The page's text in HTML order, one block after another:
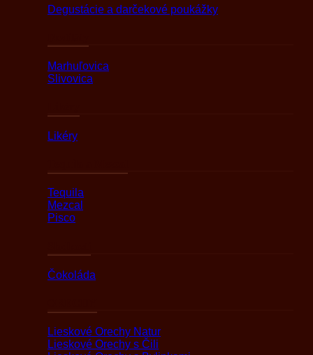
Degustácie a darčekové poukážky
Marhuľovica
Slivovica
Likéry
Tequila
Mezcal
Pisco
Čokoláda
Lieskové Orechy Natur
Lieskové Orechy s Čili